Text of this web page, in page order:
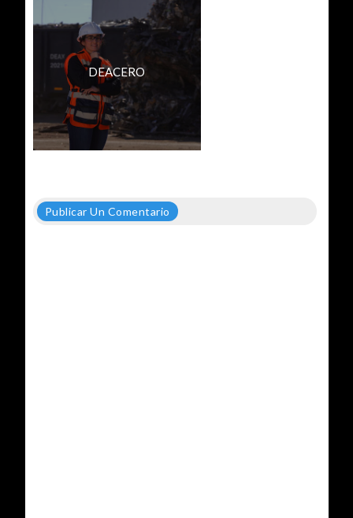
DEACERO
Publicar Un Comentario